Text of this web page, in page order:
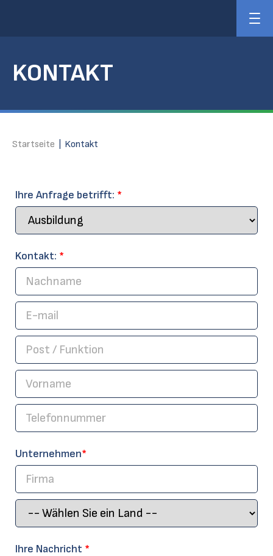
KONTAKT
Startseite Kontakt
Ihre Anfrage betrifft: *
Kontakt: *
Unternehmen*
Ihre Nachricht *